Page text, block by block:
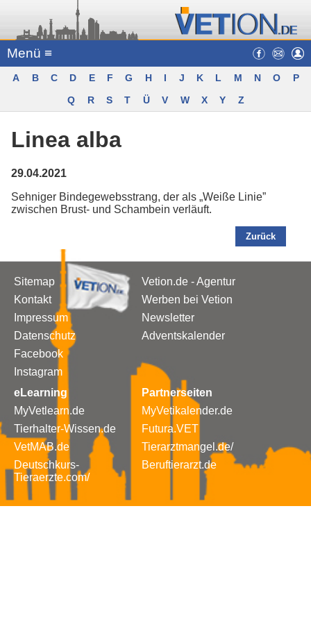
Menü ≡
A B C D E F G H I J K L M N O
P
Q
R S T Ü V W X Y Z
Linea alba
29.04.2021
Sehniger Bindegewebsstrang, der als „Weiße Linie”
zwischen Brust- und Schambein verläuft.
Zurück
Sitemap
Kontakt
Impressum
Datenschutz
Facebook
Instagram
Vetion.de - Agentur
Werben bei Vetion
Newsletter
Adventskalender
eLearning
MyVetlearn.de
Tierhalter-Wissen.de
VetMAB.de
Deutschkurs-
Tieraerzte.com/
Partnerseiten
MyVetikalender.de
Futura.VET
Tierarztmangel.de/
Beruftierarzt.de